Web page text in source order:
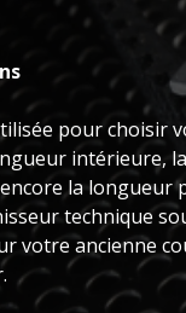
pour choisir
intérieure,
la longueur
technique
votre ancienne